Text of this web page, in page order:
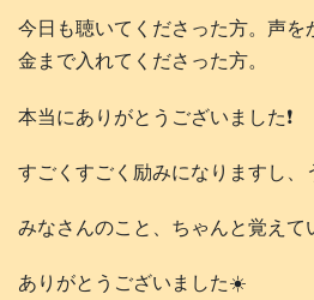
今日も聴いてくださった方。声を
金まで入れてくださった方。
本当にありがとうございました❗️
すごくすごく励みになりますし、
みなさんのこと、ちゃんと覚えて
ありがとうございました☀️